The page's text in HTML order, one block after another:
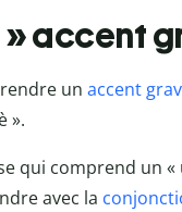
» accent
un accent
».
qui comprend un «
avec la